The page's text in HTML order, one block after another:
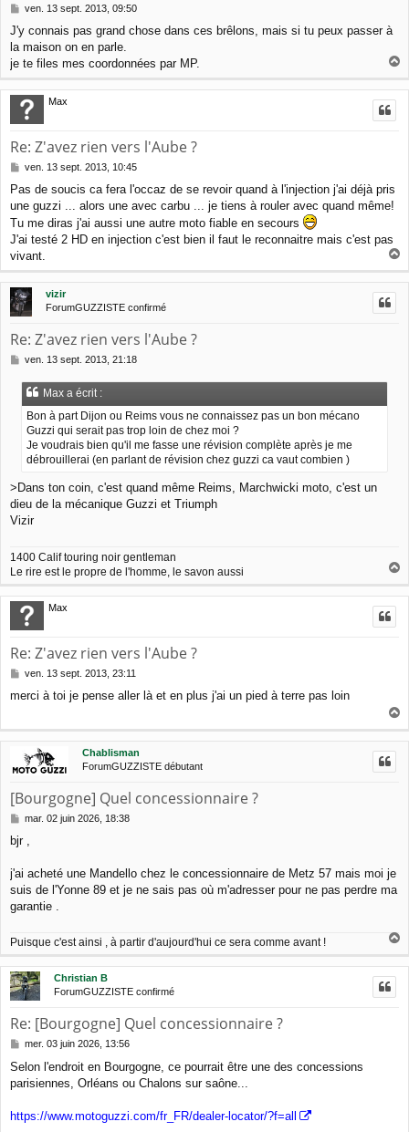
M
s
s
a
e
ven. 13 sept. 2013, 09:50
J'y connais pas grand chose dans ces brêlons, mais si tu peux passer à
la maison on en parle.
je te files mes coordonnées par MP.
u
Max
Re: Z'avez rien vers l'Aube ?
M
s
s
a
g
ven. 13 sept. 2013, 10:45
Pas de soucis ca fera l'occaz de se revoir quand à l'injection j'ai déjà pris
une guzzi ... alors une avec carbu ... je tiens à rouler avec quand même!
Tu me diras j'ai aussi une autre moto fiable en secours
J'ai testé 2 HD en injection c'est bien il faut le reconnaitre mais c'est pas
vivant.
a
u
vizir
ForumGUZZISTE confirmé
Re: Z'avez rien vers l'Aube ?
M
s
ven. 13 sept. 2013, 21:18
Max a écrit :
Bon à part Dijon ou Reims vous ne connaissez pas un bon mécano
Guzzi qui serait pas trop loin de chez moi ?
Je voudrais bien qu'il me fasse une révision complète après je me
débrouillerai (en parlant de révision chez guzzi ca vaut combien )
>Dans ton coin, c'est quand même Reims, Marchwicki moto, c'est un
dieu de la mécanique Guzzi et Triumph
Vizir
1400 Calif touring noir gentleman
Le rire est le propre de l'homme, le savon aussi
u
Max
Re: Z'avez rien vers l'Aube ?
M
s
a
g
e
ven. 13 sept. 2013, 23:11
merci à toi je pense aller là et en plus j'ai un pied à terre pas loin
a
u
Chablisman
ForumGUZZISTE débutant
[Bourgogne] Quel concessionnaire ?
M
s
a
g
mar. 02 juin 2026, 18:38
bjr ,
j'ai acheté une Mandello chez le concessionnaire de Metz 57 mais moi je
suis de l'Yonne 89 et je ne sais pas où m'adresser pour ne pas perdre ma
garantie .
Puisque c'est ainsi , à partir d'aujourd'hui ce sera comme avant !
u
Christian B
ForumGUZZISTE confirmé
Re: [Bourgogne] Quel concessionnaire ?
M
s
s
g
e
mer. 03 juin 2026, 13:56
Selon l'endroit en Bourgogne, ce pourrait être une des concessions
parisiennes, Orléans ou Chalons sur saône...
https://www.motoguzzi.com/fr_FR/dealer-locator/?f=all